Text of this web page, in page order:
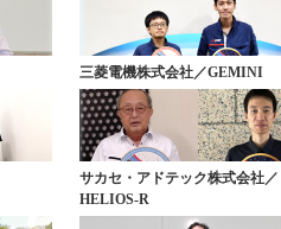
三菱電機株式会社／GEMINI
サカセ・アドテック株式会社／
HELIOS-R